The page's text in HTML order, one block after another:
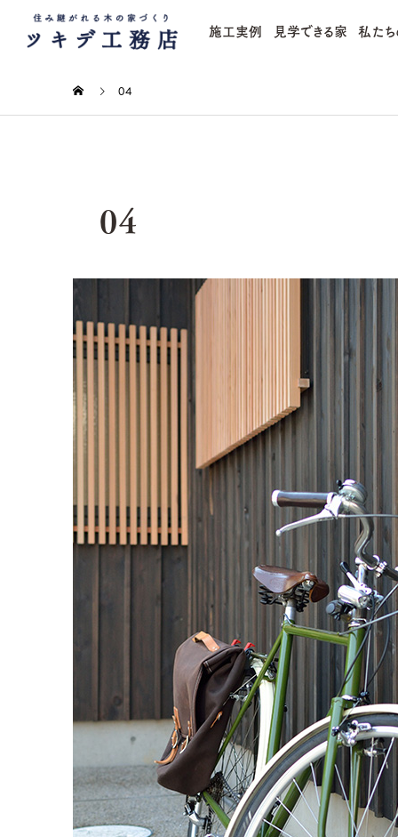
施工実例 見学できる家 私たち
04
04